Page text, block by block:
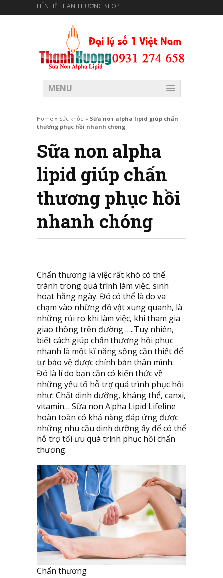
LIÊN HỆ THANH HƯƠNG SHOP
CHO SỨC KHỎE
MENU
Home » Sức khỏe » Sữa non alpha lipid giúp chấn
thương phục hồi nhanh chóng
Sữa non alpha
lipid giúp chấn
thương phục hồi
nhanh chóng
Chấn thương là việc rất khó có thể
tránh trong quá trình làm việc, sinh
hoạt hằng ngày. Đó có thể là do va
chạm vào những đồ vật xung quanh, là
những rủi ro khi làm việc, khi tham gia
giao thông trên đường …..Tuy nhiên,
biết cách giúp chấn thương hồi phục
nhanh là một kĩ năng sống cần thiết để
tự bảo vệ được chính bản thân mình.
Đó là lí do bạn cần có kiến thức về
những yếu tố hỗ trợ quá trình phục hồi
như: Chất dinh dưỡng, kháng thể, canxi,
vitamin… Sữa non Alpha Lipid Lifeline
hoàn toàn có khả năng đáp ứng được
những nhu cầu dinh dưỡng ấy để có thể
hỗ trợ tối ưu quá trình phục hồi chấn
thương.
Chấn thương